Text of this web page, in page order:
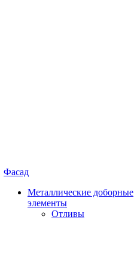
Фасад
Металлические доборные
элементы
Отливы